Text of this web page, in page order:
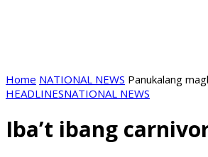
Home NATIONAL NEWS Panukalang
HEADLINESNATIONAL NEWS
Iba’t ibang